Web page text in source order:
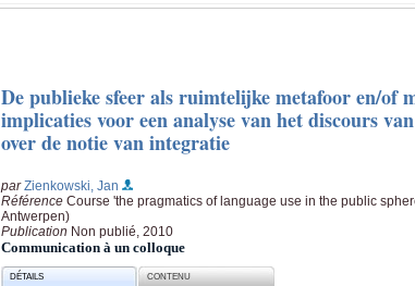
De publieke sfeer als ruimtelijke metafoor en/of
implicaties voor een analyse van het discours
over de notie van integratie
parZienkowski, Jan
Référence Course 'the pragmatics of language use in the public
Antwerpen)
Publication Non publié, 2010
Communication à un colloque
DÉTAILS CONTENU